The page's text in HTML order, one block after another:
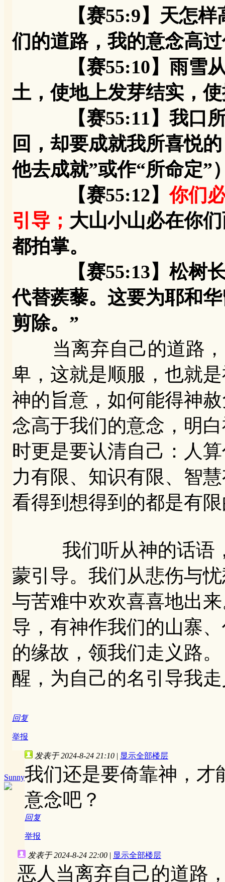
【赛55:9】天怎样高
们的道路，我的意念高
【赛55:10】雨雪从
土，使地上发芽结实，
【赛55:11】我口所
回，却要成就我所喜悦
他去成就”或作“所命定”
【赛55:12】你们
引导； 大山小山必在你
都拍掌。
【赛55:13】松树长
代替蒺藜。这要为耶和
剪除。”
当离弃自己的道路，
卑，这就是顺服，也就
神的旨意，如何能得神
念高于我们的意念，明
时更是要认清自己：人
力有限、知识有限、智
看得到想得到的都是有
我们听从神的话语，
蒙引导。我们从悲伤与
与苦难中欢欢喜喜地出
导，有神作我们的山寨
的缘故，领我们走义路
醒，为自己的名引导我
回复
举报
Sunny
发表于 2024-8-24 21:10 | 显示全部楼层
我们还是要倚靠神，才
意念吧？
回复
举报
发表于 2024-8-24 22:00 | 显示全部楼层
恶人当离弃自己的道路